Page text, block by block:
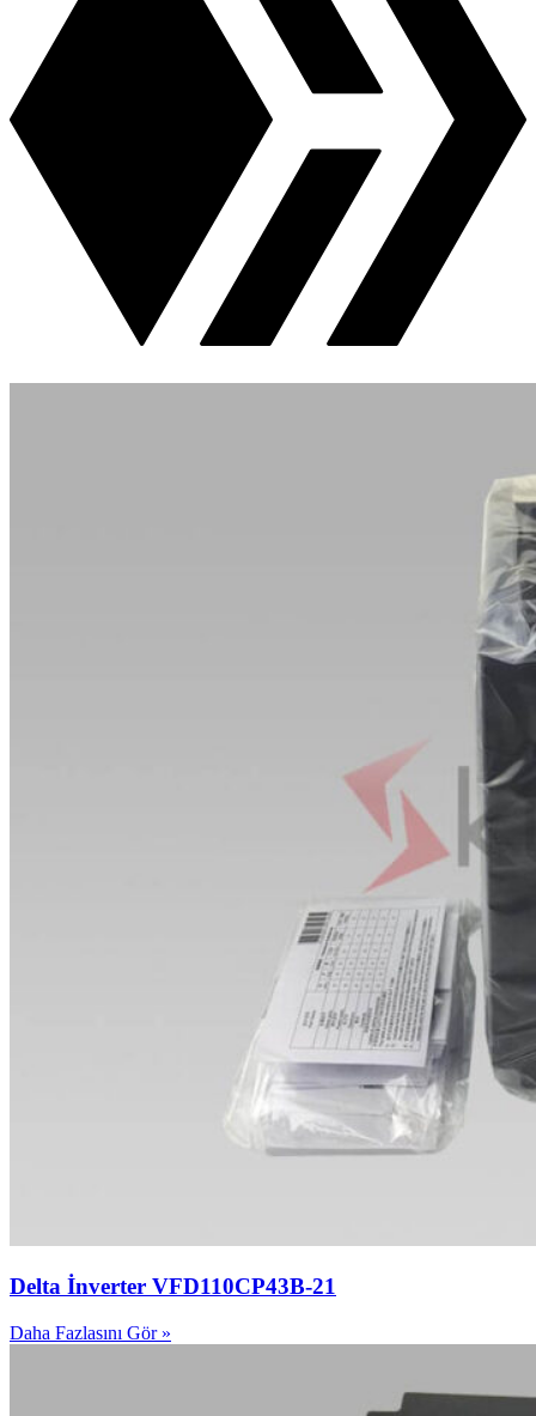
Delta İnverter VFD110CP43B-21
Daha Fazlasını Gör »